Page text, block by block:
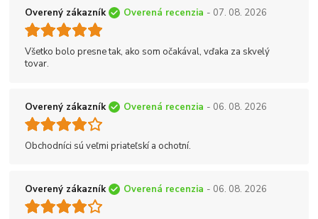
Overený zákazník Overená recenzia - 07. 08. 2026
Všetko bolo presne tak, ako som očakával, vďaka za skvelý
tovar.
Overený zákazník Overená recenzia - 06. 08. 2026
Obchodníci sú veľmi priateľskí a ochotní.
Overený zákazník Overená recenzia - 06. 08. 2026